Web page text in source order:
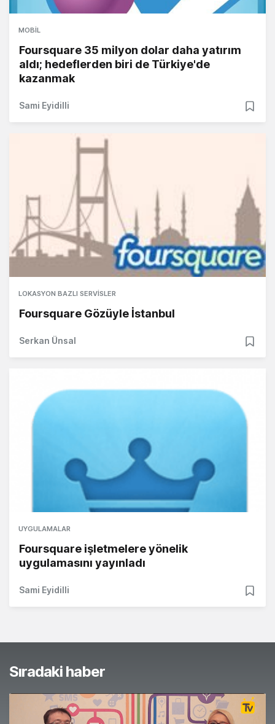
MOBIL
Foursquare 35 milyon dolar daha yatırım
aldı; hedeflerden biri de Türkiye'de
kazanmak
Sami Eyidilli
LOKASYON BAZLI SERVISLER
Foursquare Gözüyle İstanbul
Serkan Ünsal
UYGULAMALAR
Foursquare işletmelere yönelik
uygulamasını yayınladı
Sami Eyidilli
Sıradaki haber